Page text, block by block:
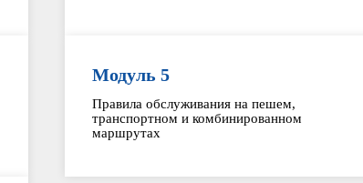
Модуль 5
Правила обслуживания на пешем,
транспортном и комбинированном
маршрутах